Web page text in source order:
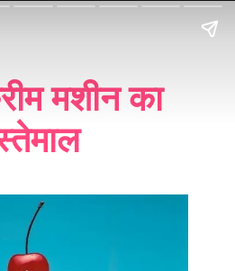
मशीन का